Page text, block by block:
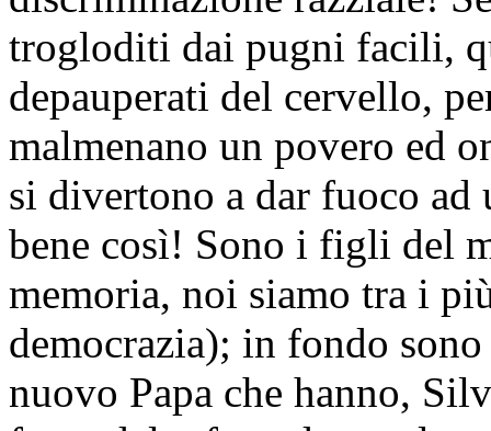
trogloditi dai pugni facili,
depauperati del cervello,
malmenano un povero ed
si divertono a dar fuoco
bene così! Sono i figli del
memoria, noi siamo tra i
democrazia); in fondo
nuovo Papa che hanno,